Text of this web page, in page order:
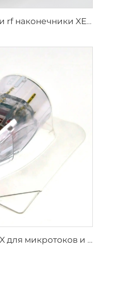
Sylfirm X микроголки rf наконечники XE-25
Наконечник Sylfirm X для микротоков и радиочастотного воздействия, картридж Sylfirm X XE-25 от Viol